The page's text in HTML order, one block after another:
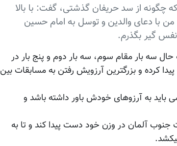
چگونه از سد حريفان گذشتى، گفت: با بالا
با دعاى والدين و توسل به امام حسين
گير بگذرم.
سه بار مقام سوم، سه بار دوم و پنج بار در
كرده و بزرگترين آرزويش رفتن به مسابقات بين
به آرزوهاى خودش باور داشته باشد و
آلمان در وزن خود دست پيدا كند و تا به